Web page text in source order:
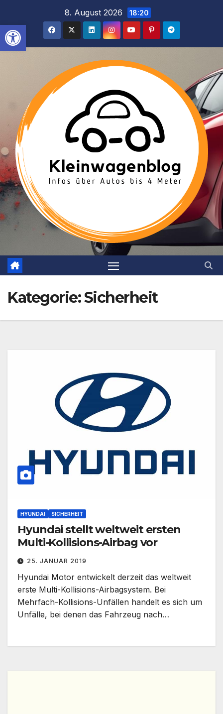
Werkzeugleiste öffnen
springen
8. August 2026 18:20
Kategorie:Sicherheit
HYUNDAI SICHERHEIT
Hyundai stellt weltweit ersten
Multi-Kollisions-Airbag vor
25. JANUAR 2019
Hyundai Motor entwickelt derzeit das weltweit
erste Multi-Kollisions-Airbagsystem. Bei
Mehrfach-Kollisions-Unfällen handelt es sich um
Unfälle, bei denen das Fahrzeug nach…